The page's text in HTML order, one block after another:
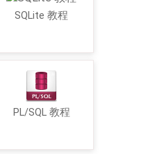
SQLite 教程
PL/SQL 教程